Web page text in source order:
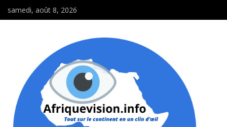
samedi, août 8, 2026